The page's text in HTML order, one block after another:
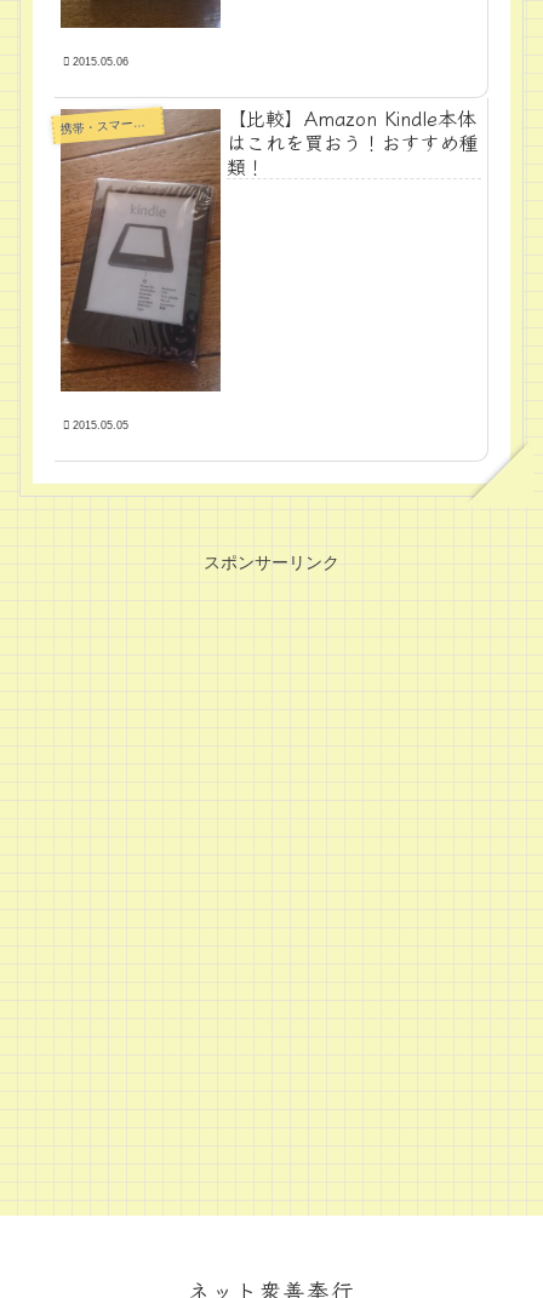
2015.05.06
携帯・スマートフォン・タブレットPC
【比較】Amazon Kindle本体
はこれを買おう！おすすめ種
類！
2015.05.05
スポンサーリンク
ネット衆善奉行